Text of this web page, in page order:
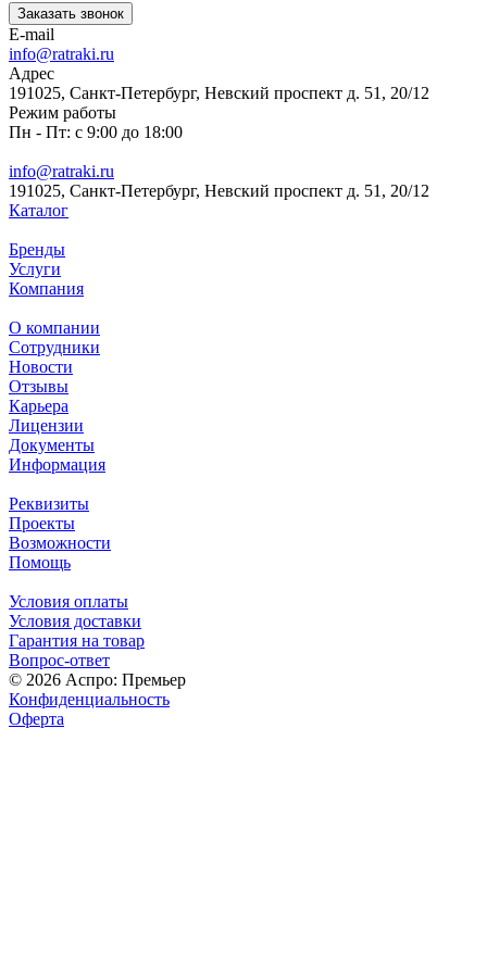
Заказать звонок
E-mail
info@ratraki.ru
Адрес
191025, Санкт-Петербург, Невский проспект д. 51, 20/12
Режим работы
Пн - Пт: с 9:00 до 18:00
info@ratraki.ru
191025, Санкт-Петербург, Невский проспект д. 51, 20/12
Каталог
Бренды
Услуги
Компания
О компании
Сотрудники
Новости
Отзывы
Карьера
Лицензии
Документы
Информация
Реквизиты
Проекты
Возможности
Помощь
Условия оплаты
Условия доставки
Гарантия на товар
Вопрос-ответ
© 2026 Аспро: Премьер
Конфиденциальность
Оферта